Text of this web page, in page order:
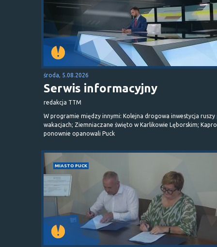
środa, 5.08.2026
Serwis informacyjny
redakcja TTM
W programie między innymi: Kolejna drogowa inwestycja ruszy
wakacjach; Ziemniaczane święto w Karlikowie Lęborskim;
ponownie opanowali Puck
MIASTO PUCK